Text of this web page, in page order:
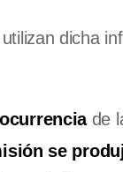
dicha
ocurrenciade
se